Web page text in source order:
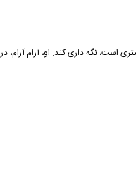
است، نگه داری کند. او، آرام آرام، در